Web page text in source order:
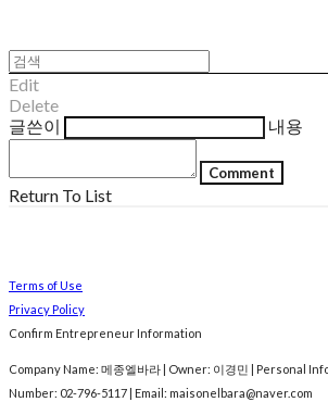
Edit
Delete
글쓴이
내용
Comment
Return To List
Terms of Use
Privacy Policy
Confirm Entrepreneur Information
Company Name: 메종엘바라 | Owner: 이경민 | Personal
Number: 02-796-5117 | Email: maisonelbara@naver.com